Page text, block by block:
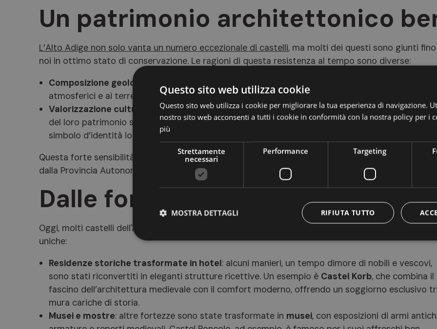
Un patrimonio architettonico
L’Alto Adige non solo vanta un numero eccezionale di castelli, ma molti dei questi sono giunti
noi in ottimo stato di conservazione. Le ragioni di questa resistenza al tempo sono diverse:
Composizione geologica
: la presenza di rocce porfiriche, particolarmente resistenti agli agenti
atmosferici e ai terremoti, ha permesso alle strutture di mantenersi intatte nei secoli.
Valorizzazione culturale
: i tirolesi hanno sempre considerato i castelli un elemento
del loro patrimonio storico, non solo come rifugi contro le incursioni nemiche, ma anche come
simbolo d’identità locale.
Questa forte sensibilità ha portato a numerosi interventi direstauro e riqualificazione
,
dalla Provincia Autonoma di Bolzano, dai Comuni e da privati.
Dalle fortezze medievali agli
Oggi, molti castelli dell'Alto Adige hanno trovato una nuova vita, offrendo ai visitatori esperienze
uniche:
Residenze storiche trasformate in hotel: alcuni manieri, un tempo dimore di nobili e vescovi,
sono stati riconvertiti in eleganti strutture ricettive. Un esempio è Castel Korb, che combina il
fascino dell’architettura medievale con il comfort moderno, offrendo un soggiorno esclusivo
mura cariche di storia.
Musei e mostre: altre fortezze sono state trasformate in musei, con esposizioni di armi
Questo sito web utilizza cookie
Questo sito web utilizza i cookie per migliorare la tua esperienza di navigazione.
nostro sito web acconsenti a tutti i cookie in conformità con la nostra policy per i
più
Strettamente
necessari
Performance Targeting
RIFIUTA TUTTO
MOSTRA DETTAGLI